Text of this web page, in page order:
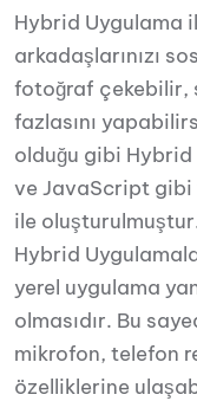
Hybrid Uygulama
arkadaşlarınızı
fotoğraf çekebilir,
fazlasını
olduğu gibi Hybrid
ve JavaScript
ile
Hybrid
yerel uygulama
olmasıdır. Bu
mikrofon, telefon
özelliklerine